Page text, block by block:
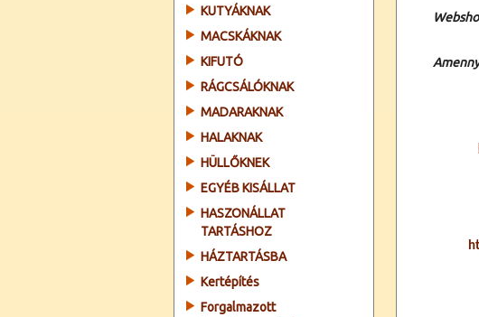
KUTYÁKNAK
MACSKÁKNAK
KIFUTÓ
RÁGCSÁLÓKNAK
MADARAKNAK
HALAKNAK
HÜLLŐKNEK
EGYÉB KISÁLLAT
HASZONÁLLAT
TARTÁSHOZ
HÁZTARTÁSBA
Kertépítés
Forgalmazott